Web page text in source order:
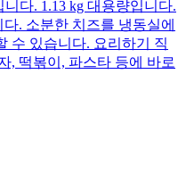
다. 1.13 kg 대용량입니다.
. 소분한 치즈를 냉동실에
수 있습니다. 요리하기 직
, 떡볶이, 파스타 등에 바로